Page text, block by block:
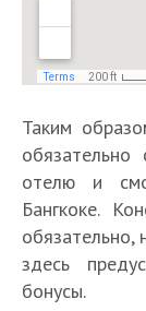
Таким
обязательно
отелю и
Бангкоке.
обязательно,
здесь
бонусы.